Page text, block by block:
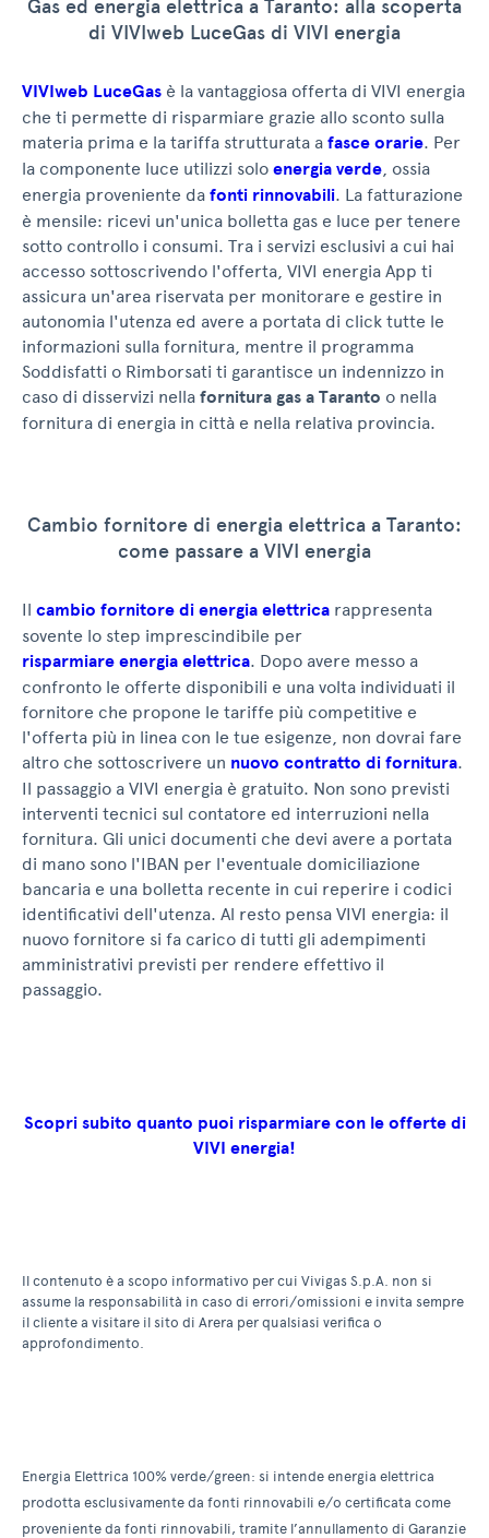
Gas ed energia elettrica a Taranto: alla scoperta
di VIVIweb LuceGas di VIVI energia
VIVIweb LuceGas è la vantaggiosa offerta di VIVI energia
che ti permette di risparmiare grazie allo sconto sulla
materia prima e la tariffa strutturata a fasce orarie. Per
la componente luce utilizzi solo energia verde , ossia
energia proveniente da fonti rinnovabili. La fatturazione
è mensile: ricevi un'unica bolletta gas e luce per tenere
sotto controllo i consumi. Tra i servizi esclusivi a cui hai
accesso sottoscrivendo l'offerta, VIVI energia App ti
assicura un'area riservata per monitorare e gestire in
autonomia l'utenza ed avere a portata di click tutte le
informazioni sulla fornitura, mentre il programma
Soddisfatti o Rimborsati ti garantisce un indennizzo in
caso di disservizi nella fornitura gas a Taranto o nella
fornitura di energia in città e nella relativa provincia.
Cambio fornitore di energia elettrica a Taranto:
come passare a VIVI energia
Il cambio fornitore di energia elettrica rappresenta
sovente lo step imprescindibile per
risparmiare energia elettrica. Dopo avere messo a
confronto le offerte disponibili e una volta individuati il
fornitore che propone le tariffe più competitive e
l'offerta più in linea con le tue esigenze, non dovrai fare
altro che sottoscrivere un nuovo contratto di fornitura.
Il passaggio a VIVI energia è gratuito. Non sono previsti
interventi tecnici sul contatore ed interruzioni nella
fornitura. Gli unici documenti che devi avere a portata
di mano sono l'IBAN per l'eventuale domiciliazione
bancaria e una bolletta recente in cui reperire i codici
identificativi dell'utenza. Al resto pensa VIVI energia: il
nuovo fornitore si fa carico di tutti gli adempimenti
amministrativi previsti per rendere effettivo il
passaggio.
Scopri subito quanto puoi risparmiare con le offerte di
VIVI energia!
Il contenuto è a scopo informativo per cui Vivigas S.p.A. non si
assume la responsabilità in caso di errori/omissioni e invita sempre
il cliente a visitare il sito di Arera per qualsiasi verifica o
approfondimento.
Energia Elettrica 100% verde/green: si intende energia elettrica
prodotta esclusivamente da fonti rinnovabili e/o certificata come
proveniente da fonti rinnovabili, tramite l’annullamento di Garanzie